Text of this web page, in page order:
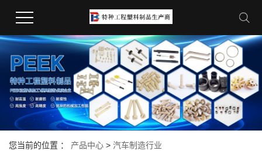
您当前的位置 ： 产品中心 > 汽车制造行业